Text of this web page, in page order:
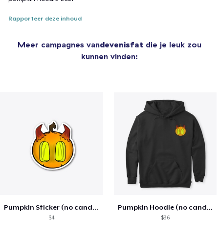
Rapporteer deze inhoud
Meer campagnes vandevenisfat die je leuk zou
kunnen vinden:
Pumpkin Sticker (no candle)
$4
Pumpkin Hoodie (no candle)
$36